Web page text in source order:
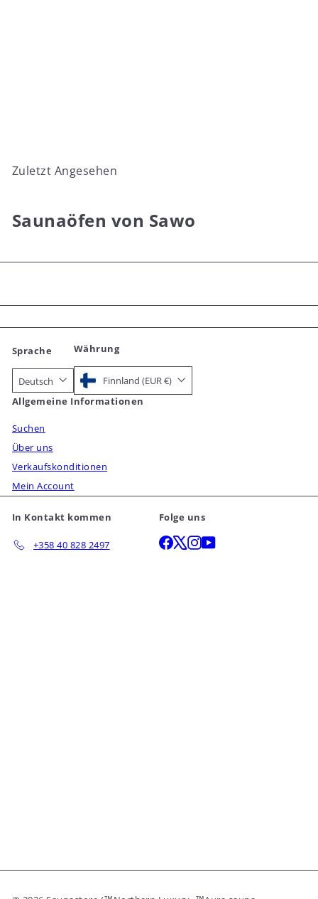
Zuletzt Angesehen
Saunaöfen von Sawo
Sprache
Deutsch
Währung
Finnland (EUR €)
Allgemeine Informationen
Suchen
Über uns
Verkaufskonditionen
Mein Account
In Kontakt kommen
+358 40 828 2497
Folge uns
Facebook
X Instagram
YouTube